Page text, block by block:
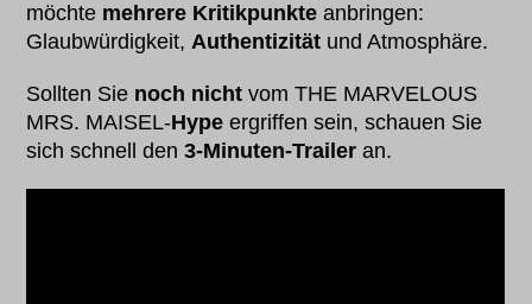
möchte mehrere Kritikpunkte anbringen:
Glaubwürdigkeit,Authentizität und Atmosphäre.
Sollten Sie noch nicht vom THE MARVELOUS
MRS. MAISEL-Hype ergriffen sein, schauen Sie
sich schnell den3-Minuten-Trailer an.